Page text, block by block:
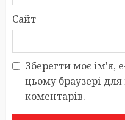
Сайт
Зберегти моє ім'я,
цьому браузері
коментарів.